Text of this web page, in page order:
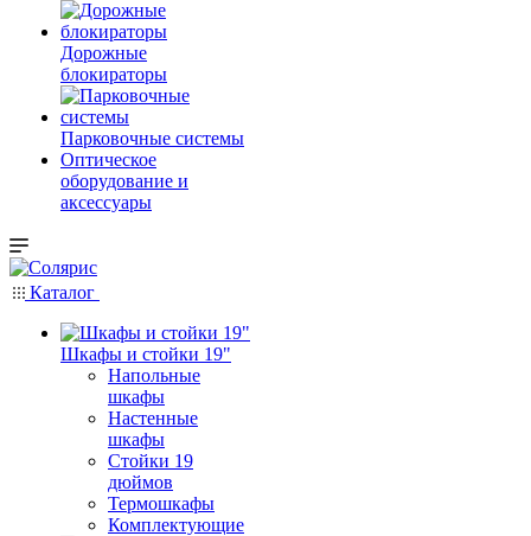
Дорожные
блокираторы
Парковочные системы
Оптическое
оборудование и
аксессуары
Каталог
Шкафы и стойки 19"
Напольные
шкафы
Настенные
шкафы
Стойки 19
дюймов
Термошкафы
Комплектующие